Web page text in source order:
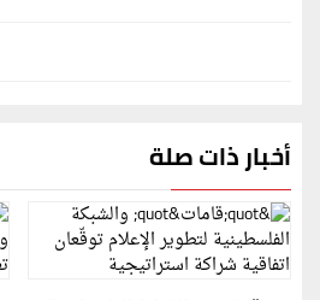
أخبار ذات صلة